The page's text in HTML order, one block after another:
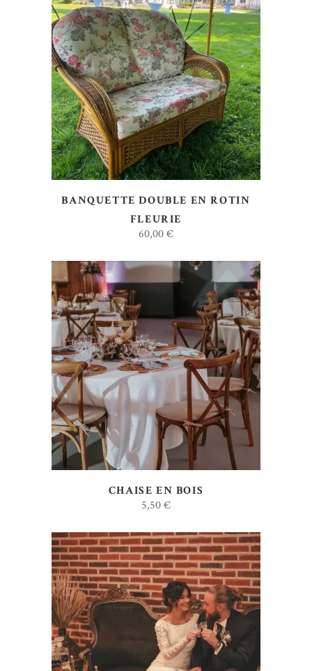
AJOUTER AU DEVIS
BANQUETTE DOUBLE EN ROTIN
FLEURIE
60,00€
AJOUTER AU DEVIS
CHAISE EN BOIS
5,50€
AJOUTER AU DEVIS